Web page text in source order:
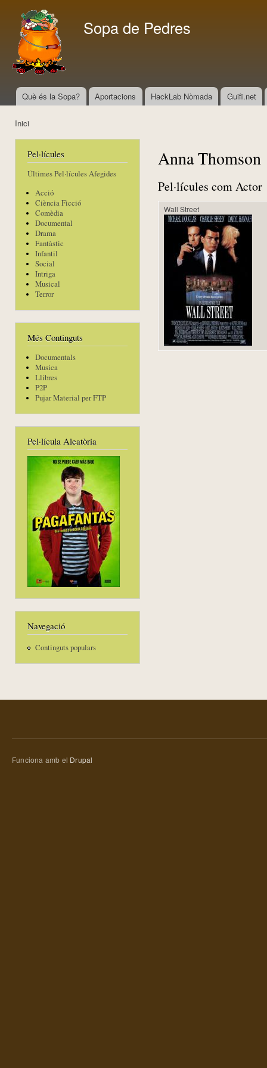
Sopa de Pedres
Menú principal
Què és la Sopa? Aportacions HackLab Nòmada Guifi.net
Inici
Pel·lícules
Últimes Pel·lícules Afegides
Acció
Ciència Ficció
Comèdia
Documental
Drama
Fantàstic
Infantil
Social
Intriga
Musical
Terror
Més Continguts
Documentals
Musica
Llibres
P2P
Pujar Material per FTP
Pel·lícula Aleatòria
Navegació
Continguts populars
Anna Thomson
Pel·lícules com Actor
Wall Street
Funciona amb el Drupal